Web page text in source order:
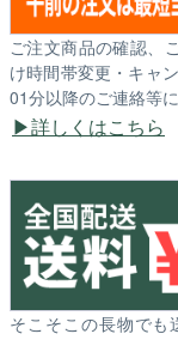
ご注文商品の確認、
け時間帯変更・キャ
01分以降のご連絡等
詳しくはこちら
そこそこの長物でも